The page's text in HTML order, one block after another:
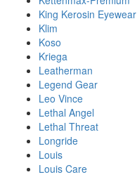
King Kerosin Eyewear
Klim
Koso
Kriega
Leatherman
Legend Gear
Leo Vince
Lethal Angel
Lethal Threat
Longride
Louis
Louis Care